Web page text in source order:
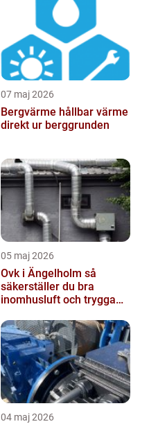
07 maj 2026
Bergvärme hållbar värme
direkt ur berggrunden
05 maj 2026
Ovk i Ängelholm så
säkerställer du bra
inomhusluft och trygga
04 maj 2026